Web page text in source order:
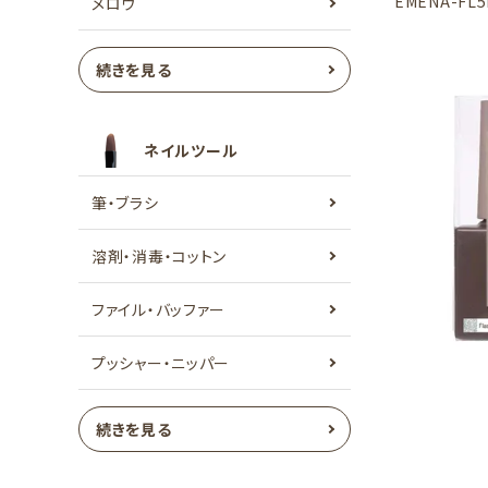
続きを見る
ネイルツール
筆・ブラシ
溶剤・消毒・コットン
ファイル・バッファー
プッシャー・ニッパー
続きを見る